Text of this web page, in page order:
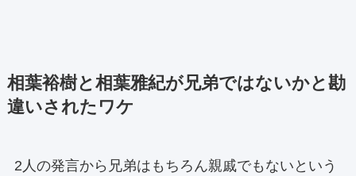
相葉裕樹と相葉雅紀が兄弟ではないかと勘
違いされたワケ
2人の発言から兄弟はもちろん親戚でもないという